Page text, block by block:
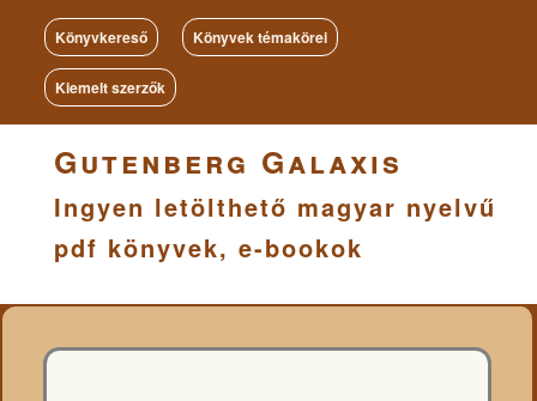
Könyvkereső Könyvek témakörei
Kiemelt szerzők
Gutenberg Galaxis
Ingyen letölthető magyar nyelvű
pdf könyvek, e-bookok